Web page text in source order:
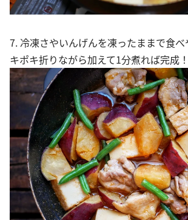
7. 冷凍さやいんげんを凍ったままで食
キポキ折りながら加えて1分煮れば完成！